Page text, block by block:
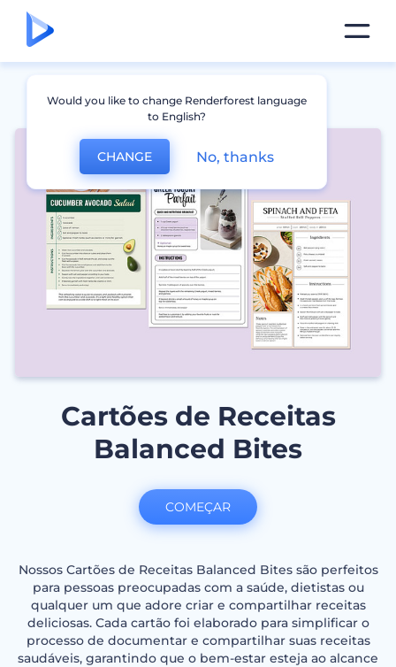
Cartões de Receitas
Balanced Bites
Nossos Cartões de Receitas Balanced Bites são perfeitos
para pessoas preocupadas com a saúde, dietistas ou
qualquer um que adore criar e compartilhar receitas
deliciosas. Cada cartão foi elaborado para simplificar o
processo de documentar e compartilhar suas receitas
saudáveis, garantindo que o bem-estar esteja ao alcance
COMEÇAR
Would you like to change Renderforest language
to English?
CHANGE No, thanks